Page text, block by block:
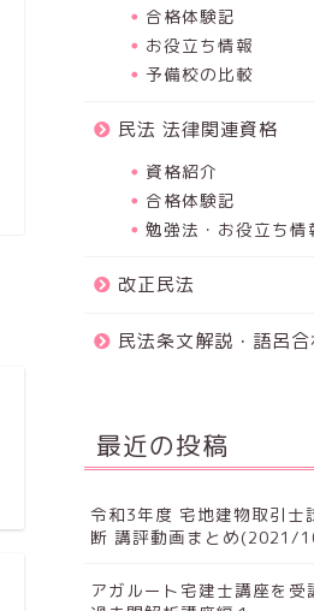
合格体験記
お役立ち情報
予備校の比較
民法 法律関連資格
資格紹介
合格体験記
勉強法・お役立ち情
改正民法
民法条文解説・語呂
最近の投稿
令和3年度 宅地建物取引士
断 講評動画まとめ(2021/
アガルート宅建士講座を